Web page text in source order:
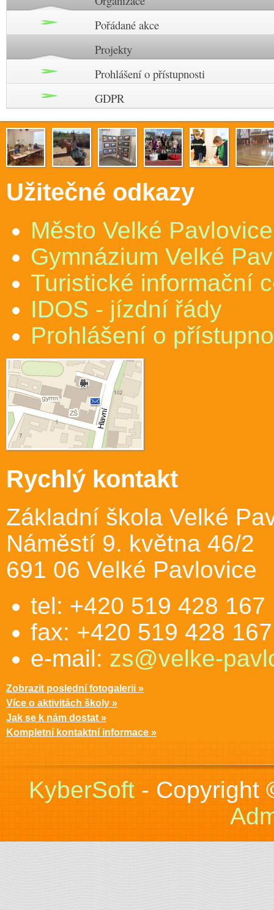
Pořádané akce
Projekty
Prohlášení o přístupnosti
GDPR
Užitečné odkazy
Město Velké Pavlovice
Gymnázium Velké
Turistické informační
IDOS - jízdní řády
Prohlášení o
Rychlý kontakt
Základní škola Velké
Náměstí 9. května 46/2
691 06 Velké Pavlovice
tel: +420 519 428 167
fax: +420 519 428 167
e-mail: zs@velke-
Zobrazit poslední fotogalerii »
Více o aktivitách školy »
Jak se k nám dostat »
Kompletní kontaktní informace »
KyberSoft- Copyright